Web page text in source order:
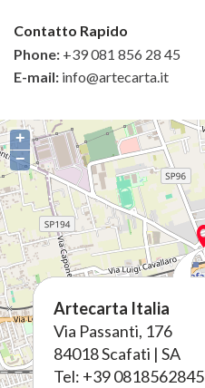
Contatto Rapido
Phone: +39 081 856 28 45
E-mail: info@artecarta.it
Artecarta Italia
Via Passanti, 176
84018 Scafati | SA
Tel: +39 0818562845
+
−